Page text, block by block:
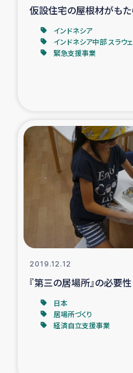
レバノンに
レバノンでのシリ
神原ゼミ
石巻市街地
復興応
仮設住宅生活
インターン・
仮設住宅の屋根材がもた
インドネシア
インドネシア中部 スラウ
緊急支援事業
2019.12.12
『第三の居場所』の必要性
日本
居場所づくり
経済自立支援事業